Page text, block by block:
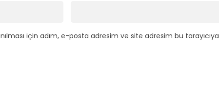
için adım, e-posta adresim ve site adresim bu tarayıcıya